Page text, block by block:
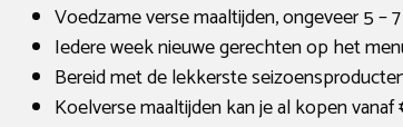
Voedzame verse maaltijden, ongeveer 5 –
Iedere week nieuwe gerechten op het
Bereid met de lekkerste
Koelverse maaltijden kan je al kopen vanaf